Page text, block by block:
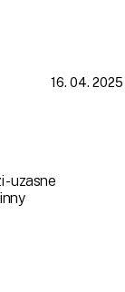
16. 04. 2025
uzasne